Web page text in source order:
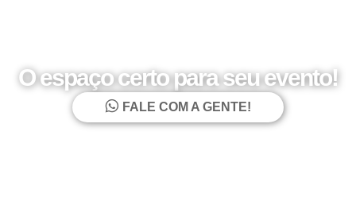
O espaço certo para seu evento!
FALE COM A GENTE!